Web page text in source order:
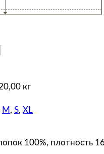
кг
M , S, XL
100%, плотность